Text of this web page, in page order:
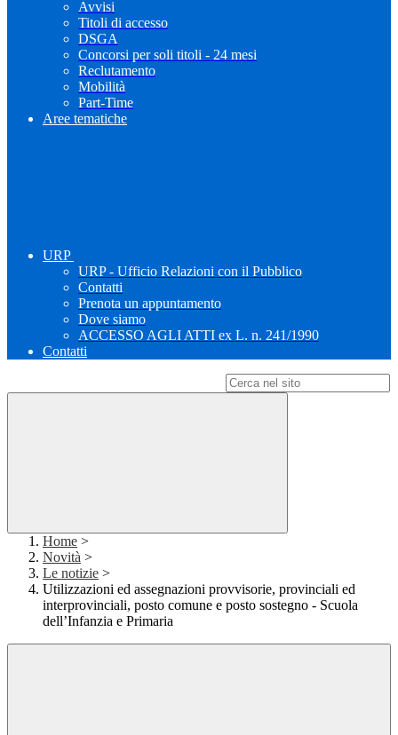
Avvisi
Titoli di accesso
DSGA
Concorsi per soli titoli - 24 mesi
Reclutamento
Mobilità
Part-Time
Aree tematiche
URP
URP - Ufficio Relazioni con il Pubblico
Contatti
Prenota un appuntamento
Dove siamo
ACCESSO AGLI ATTI ex L. n. 241/1990
Contatti
Home >
Novità >
Le notizie >
Utilizzazioni ed assegnazioni provvisorie, provinciali ed
interprovinciali, posto comune e posto sostegno - Scuola
dell’Infanzia e Primaria